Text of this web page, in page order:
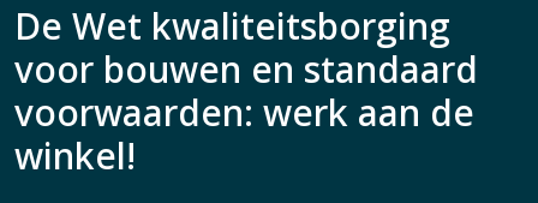
De Wet kwaliteitsborging
voor bouwen en standaard
voorwaarden: werk aan de
winkel!